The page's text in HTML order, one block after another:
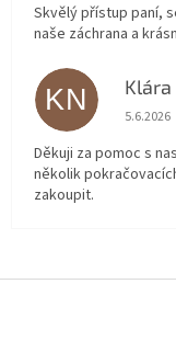
Skvělý přístup paní,
naše záchrana a
KN
5.6.2026
Děkuji za pomoc s
několik
zakoupit.